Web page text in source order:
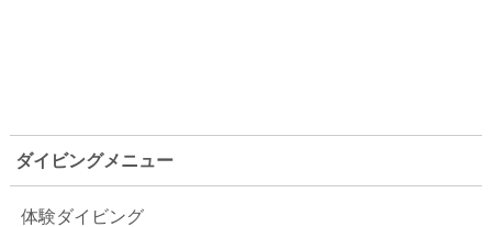
ダイビングメニュー
体験ダイビング